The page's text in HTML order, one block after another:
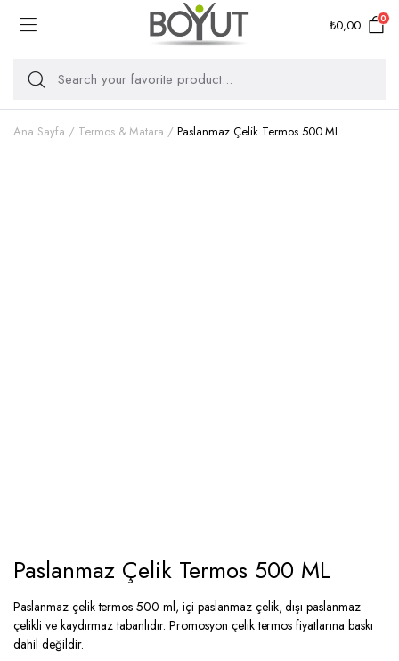
₺0,00 0
Ana Sayfa Termos & Matara Paslanmaz Çelik Termos 500 ML
Paslanmaz Çelik Termos 500 ML
Paslanmaz çelik termos 500 ml, içi paslanmaz çelik, dışı paslanmaz
çelikli ve kaydırmaz tabanlıdır. Promosyon çelik termos fiyatlarına baskı
dahil değildir.